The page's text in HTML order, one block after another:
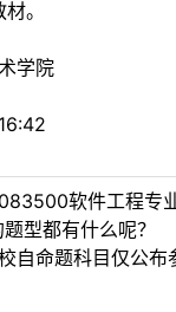
。
学院
软件工程专
型都有什么呢？
自命题科目仅公布